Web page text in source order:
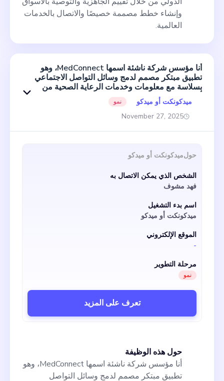
وإنشاء خطط مصممة خصيصًا والاتصال بالخدمات
العالمية.
أنا مؤسس شركة ناشئة اسمها MedConnect، وهو
تطبيق مبتكر مصمم لدمج وسائل التواصل الاجتماعي
بسلاسة مع معلومات وخدمات الرعاية الصحية من
أجل إحداث ثورة في الطريقة التي نصل بها إلى صحتنا
ونديرها. نحن نبحث حاليًا عن مؤسس مشارك
متحمس ومتفاني يجسد مهمتنا لإثراء الحياة من خلال
خلال توفير معلومات صحية فورية وموثوقة وخدمات
السوق - منصة وسائط اجتماعية تركز حصريًا على
الرعاية الصحية. بصفتك مؤسسًا مشاركًا، ستتاح لك
الفرصة للعمل جنبًا إلى جنب مع فريق من المهنيين
المهرة الملتزمين بسد الفجوة بين وسائل التواصل
الاجتماعي والرعاية الصحية للمستهلكين. ستلعب دورًا
مهمًا في قيادة رؤية شركتنا الناشئة، والمساهمة
بشكل كبير في كل من استراتيجيتنا وعملياتنا.
ستشمل مسؤوليات المؤسس المشارك تحديد أهداف
الأعمال، والإشراف على عمليات التطوير، والمساعدة
في تأمين التمويل، واتخاذ قرارات الشركة الرئيسية.
علاوة على ذلك، سيعمل المؤسس المشارك المحتمل
عن كثب معي ومع
ميدكونكت أو ميدكو نمو
November 27, 2025
حول هذه الوظيفة
أنا مؤسس شركة ناشئة اسمها MedConnect، وهو
تطبيق مبتكر مصمم لدمج وسائل التواصل
حولميدكونكت أو ميدكو
الشخص الذي يمكن الاتصال به
فهد مشوف
اسم بدء التشغيل
ميدكونكت أو ميدكو
الموقع الإلكتروني
-
مرحلة التطوير
نمو
تعرف على المزيد